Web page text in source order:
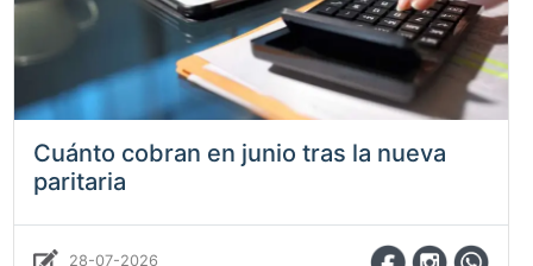
Cuánto cobran en junio tras la nueva
paritaria
28-07-2026